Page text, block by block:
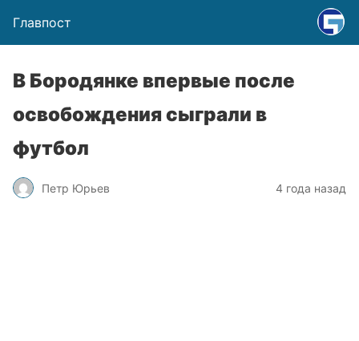
Главпост
В Бородянке впервые после
освобождения сыграли в
футбол
Петр Юрьев 4 года назад